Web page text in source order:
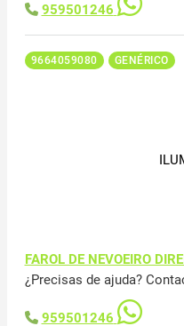
959501246
9664059080 GENÉRICO
FAROL DE NEVOEIRO
¿Precisas de ajuda?
959501246